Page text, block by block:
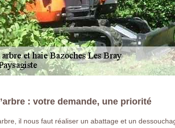
: votre demande, une priorité
il nous faut réaliser un abattage et un